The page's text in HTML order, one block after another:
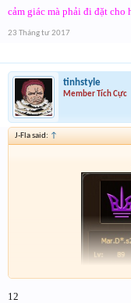
cảm giác mà phải đi đặt cho
23 Tháng tư 2017
tinhstyle
Member Tích Cực
J-Fla said: ↑
12